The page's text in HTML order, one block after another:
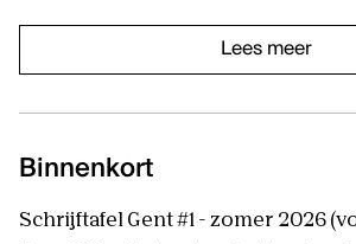
Lees meer
Binnenkort
Schrijftafel Gent #1 - zomer 2026